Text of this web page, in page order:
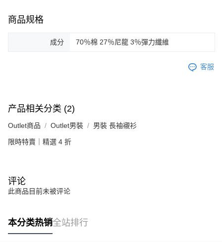
商品规格
成分 70％棉 27％尼龍 3％彈力纖維
客服
产品相关分类 (2)
Outlet商品 Outlet男裝 男裝 長袖襯衫
限時特賣｜精選 4 折
评论
此商品目前未被评论
本分类热销全站排行